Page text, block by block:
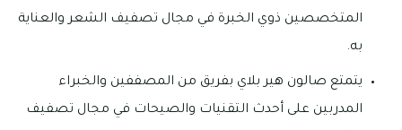
المتخصصين ذوي الخبرة في مجال تصفيف الشعر والعناية
به.
يتمتع صالون هير بلاي بفريق من المصففين والخبراء
المدربين على أحدث التقنيات والصيحات في مجال تصفيف